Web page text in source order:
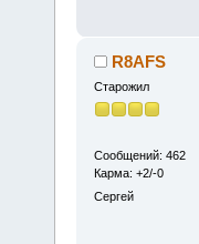
R8AFS
Старожил
Сообщений: 462
Карма: +2/-0
Сергей